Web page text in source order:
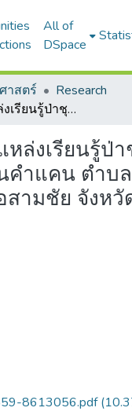
All of
DSpace
าสตร์
Research
การพัฒนาแหล่งเรียนรู้ป่าชุมชนรองคำแดง บ้านคำแคน ตำบลคำสร้างเที่ยง อำเภอสามชัย จังหวัดกาฬสินธุ์
ล่งเรียนรู้ป่
คำแคน ตำบ
สามชัย จังห
8613056.pdf